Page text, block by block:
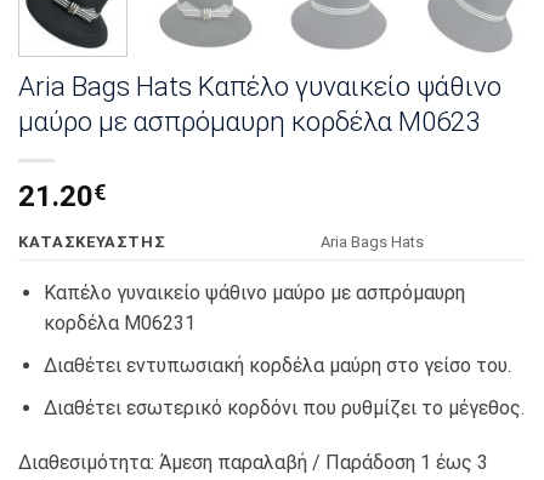
Aria Bags Hats Καπέλο γυναικείο ψάθινο
μαύρο με ασπρόμαυρη κορδέλα Μ0623
21.20€
KΑΤΑΣΚΕΥΑΣΤΗΣ Αria Bags Hats
Καπέλο γυναικείο ψάθινο μαύρο με ασπρόμαυρη
κορδέλα Μ06231
Διαθέτει εντυπωσιακή κορδέλα μαύρη στο γείσο του.
Διαθέτει εσωτερικό κορδόνι που ρυθμίζει το μέγεθος.
Διαθεσιμότητα: Άμεση παραλαβή / Παράδoση 1 έως 3